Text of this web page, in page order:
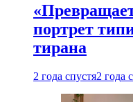
портрет
тирана
2 года спустя2 года